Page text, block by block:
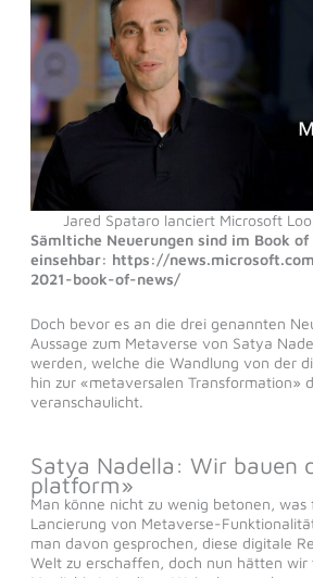
Jared Spataro lanciert Microsoft
Sämltiche Neuerungen sind im Book
einsehbar: https://
2021-book-of-news/
Doch bevor es an die drei genannten
Aussage zum Metaverse von Satya
werden, welche die Wandlung von der
hin zur «metaversalen Transformation»
veranschaulicht.
Satya Nadella: Wir bauen
platform»
Man könne nicht zu wenig betonen,
Lancierung von Metaverse-
man davon gesprochen, diese digitale
Welt zu erschaffen, doch nun hätten wir